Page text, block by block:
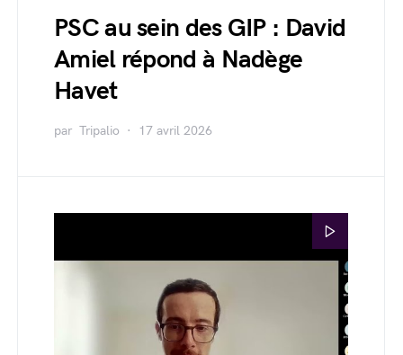
PSC au sein des GIP : David
Amiel répond à Nadège
Havet
par Tripalio 17 avril 2026